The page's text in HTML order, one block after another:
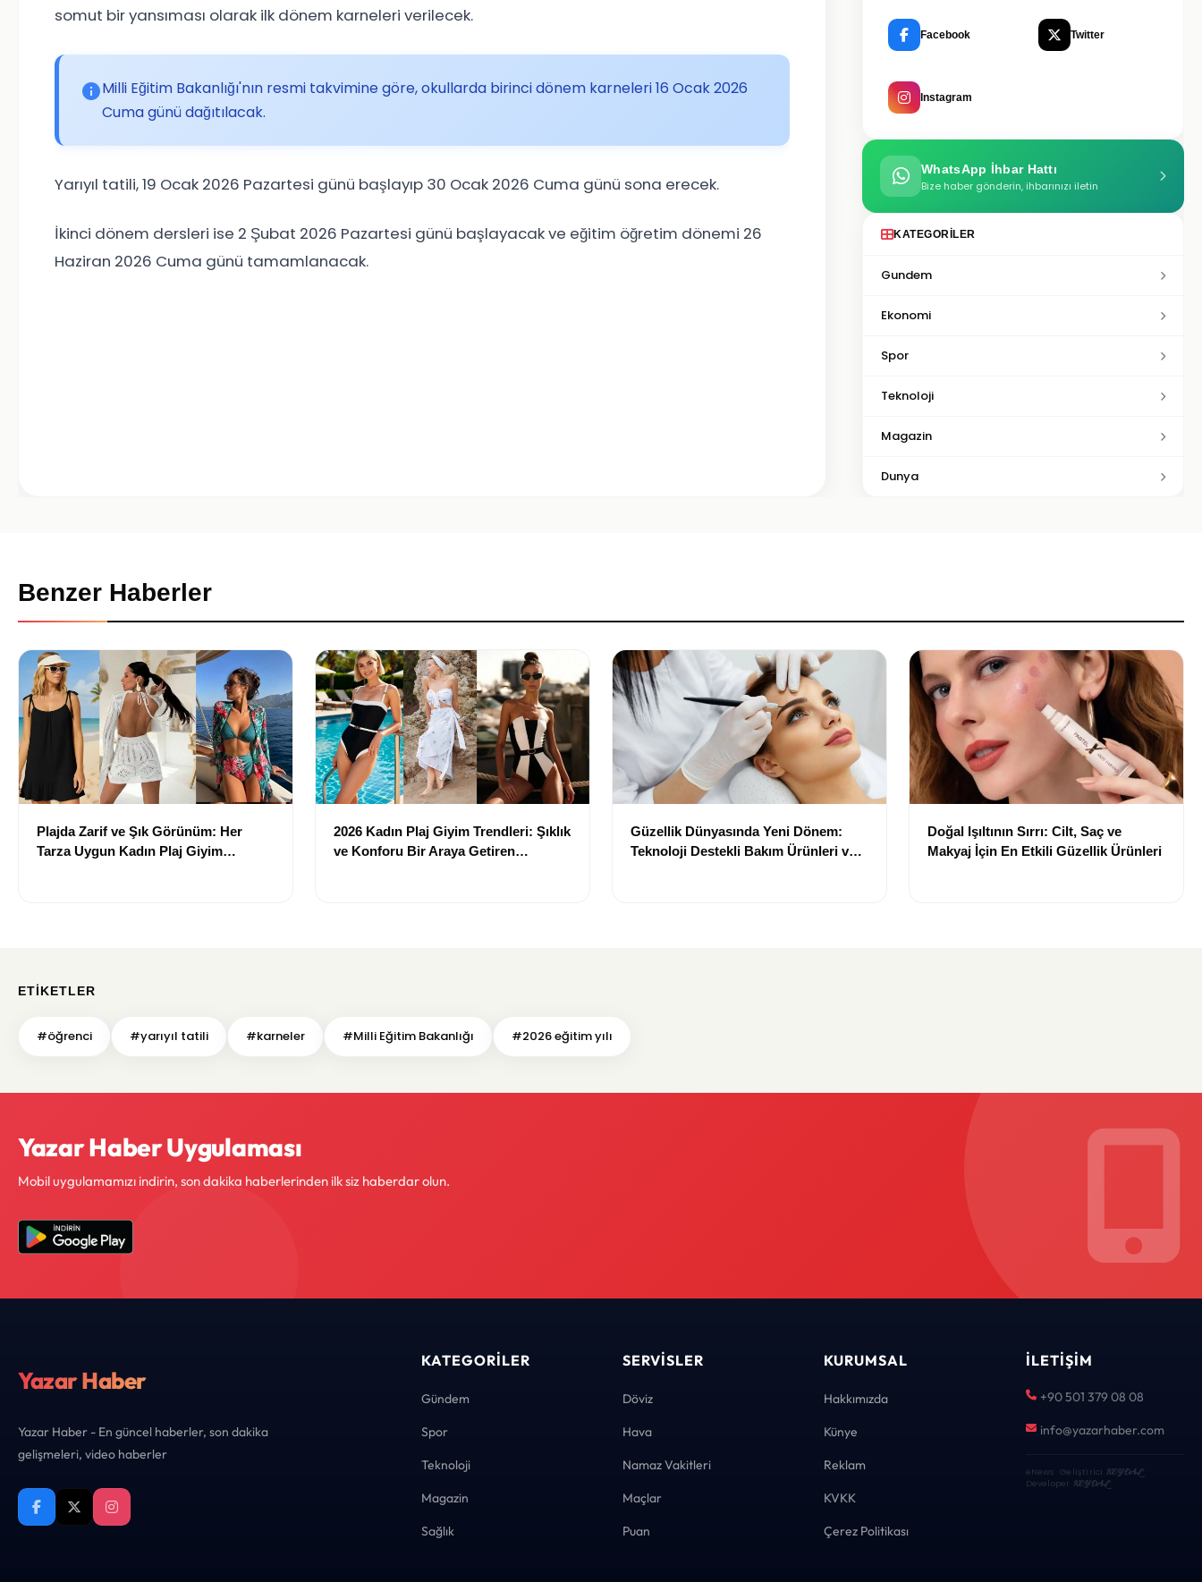
somut bir yansıması olarak ilk dönem karneleri verilecek.
Milli Eğitim Bakanlığı'nın resmi takvimine göre, okullarda birinci dönem karneleri 16 Ocak 2026
Cuma günü dağıtılacak.
Yarıyıl tatili, 19 Ocak 2026 Pazartesi günü başlayıp 30 Ocak 2026 Cuma günü sona erecek.
İkinci dönem dersleri ise 2 Şubat 2026 Pazartesi günü başlayacak ve eğitim öğretim dönemi 26
Haziran 2026 Cuma günü tamamlanacak.
Facebook Twitter
Instagram
WhatsApp İhbar Hattı
Bize haber gönderin, ihbarınızı iletin
KATEGORILER
Gundem
Ekonomi
Spor
Teknoloji
Magazin
Dunya
Benzer Haberler
Plajda Zarif ve Şık Görünüm: Her
Tarza Uygun Kadın Plaj Giyim
2026 Kadın Plaj Giyim Trendleri: Şıklık
ve Konforu Bir Araya Getiren
Güzellik Dünyasında Yeni Dönem:
Teknoloji Destekli Bakım Ürünleri ve
Doğal Işıltının Sırrı: Cilt, Saç ve
Makyaj İçin En Etkili Güzellik Ürünleri
ETIKETLER
#öğrenci #yarıyıl tatili #karneler #Milli Eğitim Bakanlığı #2026 eğitim yılı
Yazar Haber Uygulaması
Mobil uygulamamızı indirin, son dakika haberlerinden ilk siz haberdar olun.
Yazar Haber
Yazar Haber - En güncel haberler, son dakika
gelişmeleri, video haberler
KATEGORILER
Gündem
Spor
Teknoloji
Magazin
Sağlık
SERVISLER
Döviz
Hava
Namaz Vakitleri
Maçlar
Puan
KURUMSAL
Hakkımızda
Künye
Reklam
KVKK
Çerez Politikası
İLETIŞIM
+90 501 379 08 08
info@yazarhaber.com
eNews · Geliştirici KEYDAL·
Developer KEYDAL